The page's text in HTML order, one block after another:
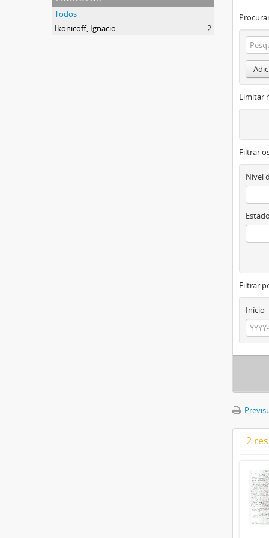
Todos
Ikonicoff, Ignacio
2
Limitar
Filtrar
Nível
Filtrar
Início
2